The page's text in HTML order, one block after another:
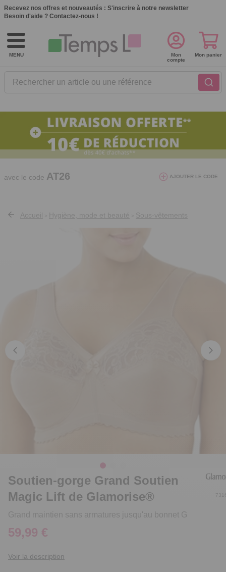
Recevez nos offres et nouveautés : S'inscrire à notre newsletter
Besoin d'aide ? Contactez-nous !
MENU
Rechercher un article ou une référence
Mon
compte
Mon panier
10€ de réduction dès 40€ d'achat. Offre
valable du 03/08/2026 au 12/08/2026.
avec le code AT26 AJOUTER LE CODE
Accueil Hygiène, mode et beauté Sous-vêtements
Soutien-gorge Grand Soutien
Magic Lift de Glamorise®
Grand maintien sans armatures jusqu'au bonnet G
59,99 €
Voir la description